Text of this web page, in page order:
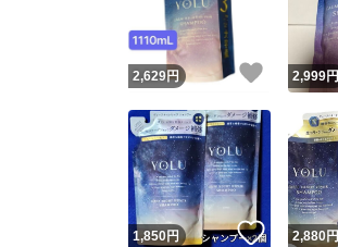
2,629円 いいね！
2,999円
1,850円 いいね！
2,880円